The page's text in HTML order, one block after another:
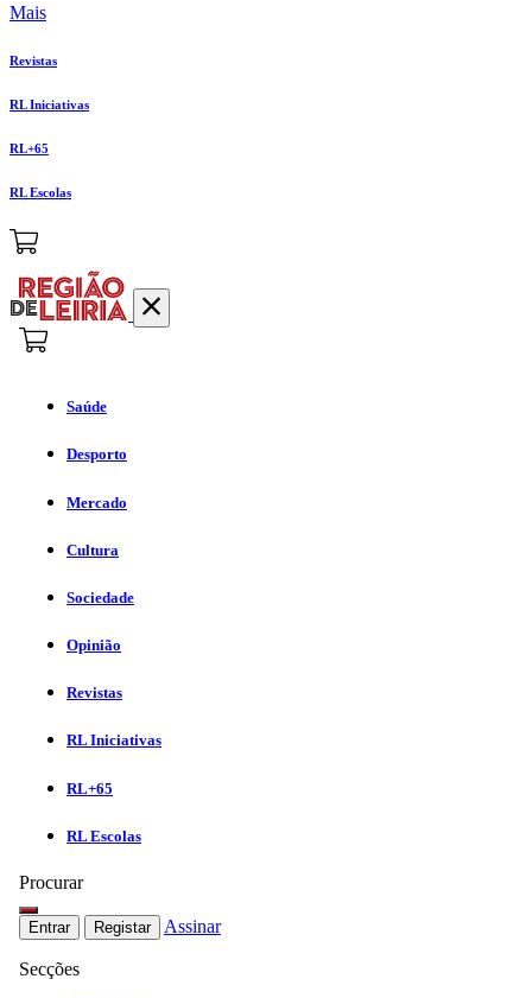
Mais
Revistas
RL Iniciativas
RL+65
RL Escolas
Saúde
Desporto
Mercado
Cultura
Sociedade
Opinião
Revistas
RL Iniciativas
RL+65
RL Escolas
Procurar
Entrar Registar Assinar
Secções